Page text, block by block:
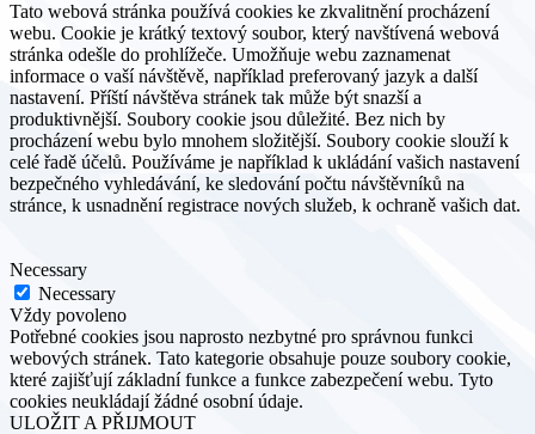
Tato webová stránka používá cookies ke zkvalitnění procházení
webu. Cookie je krátký textový soubor, který navštívená webová
stránka odešle do prohlížeče. Umožňuje webu zaznamenat
informace o vaší návštěvě, například preferovaný jazyk a další
nastavení. Příští návštěva stránek tak může být snazší a
produktivnější. Soubory cookie jsou důležité. Bez nich by
procházení webu bylo mnohem složitější. Soubory cookie slouží k
celé řadě účelů. Používáme je například k ukládání vašich nastavení
bezpečného vyhledávání, ke sledování počtu návštěvníků na
stránce, k usnadnění registrace nových služeb, k ochraně vašich dat.
Necessary
Necessary
Vždy povoleno
Potřebné cookies jsou naprosto nezbytné pro správnou funkci
webových stránek. Tato kategorie obsahuje pouze soubory cookie,
které zajišťují základní funkce a funkce zabezpečení webu. Tyto
cookies neukládají žádné osobní údaje.
ULOŽIT A PŘIJMOUT